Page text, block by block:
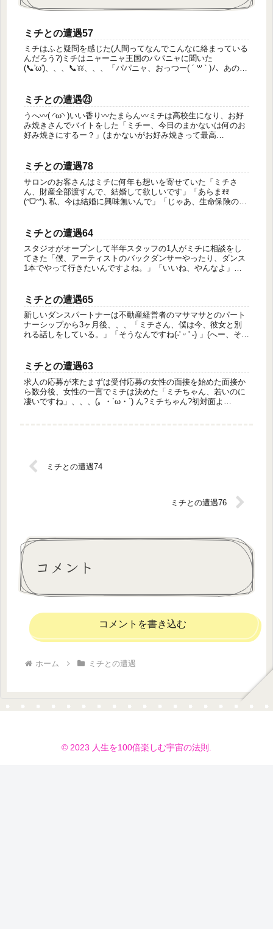
ミチとの遭遇57
ミチはふと疑問を感じた(人間ってなんでこんなに絡まっている
んだろう?)ミチはニャーニャ王国のパパニャに聞いた
(📞'ω')、、、📞𖦆、、、「パパニャ、おっつー( ´ ꒳ ` )ﾉ、あのね
ミチとの遭遇㉓
うへ〰️( ◜ω◝ )いい香り〰️たまらん〰️ミチは高校生になり、お好
み焼きさんでバイトをした「ミチー、今日のまかないは何のお
好み焼きにするー？」(まかないがお好み焼きって最高
ミチとの遭遇78
サロンのお客さんはミチに何年も想いを寄せていた「ミチさ
ん、財産全部渡すんで、結婚して欲しいです」「あらまꉂꉂ
(ᵔᗜᵔ*)､私、今は結婚に興味無いんで」「じゃあ、生命保険の受
ミチとの遭遇64
スタジオがオープンして半年スタッフの1人がミチに相談をし
てきた「僕、アーティストのバックダンサーやったり、ダンス
1本でやって行きたいんですよね。」「いいね、やんなよ」
ミチとの遭遇65
新しいダンスパートナーは不動産経営者のマサマサとのパート
ナーシップから3ヶ月後、、、「ミチさん、僕は今、彼女と別
れる話しをしている。」「そうなんですね(˶' ᵕ ' ˶) 」(へー、そう
ミチとの遭遇63
求人の応募が来たまずは受付応募の女性の面接を始めた面接か
ら数分後、女性の一言でミチは決めた「ミチちゃん、若いのに
凄いですね」、、、(｡ ・`ω・´) ん?ミチちゃん?初対面よ
ミチとの遭遇74
ミチとの遭遇76
コメント
コメントを書き込む
ホーム ミチとの遭遇
© 2023 人生を100倍楽しむ宇宙の法則.